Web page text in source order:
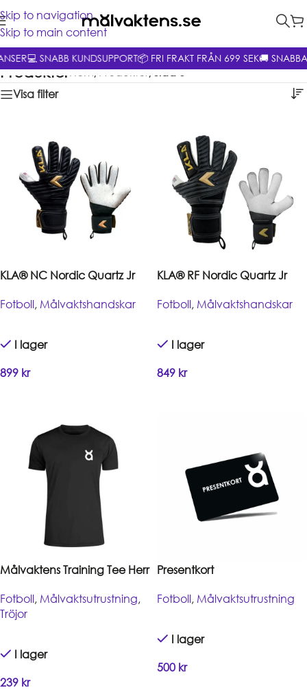
Skip to navigation
Skip to main content
💻 SNABB KUNDSUPPORT📦 FRI FRAKT FRÅN 699 SEK🚚 SNABBA
ProdukterHem/Produkter/Sida 6
Visa filter
KLA® NC Nordic Quartz Jr
Fotboll, Målvaktshandskar
I lager
899 kr
KLA® RF Nordic Quartz Jr
Fotboll, Målvaktshandskar
I lager
849 kr
Målvaktens Training Tee Herr
Fotboll, Målvaktsutrustning,
Tröjor
I lager
239 kr
Presentkort
Fotboll, Målvaktsutrustning
I lager
500 kr